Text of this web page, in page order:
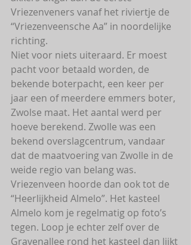
Vriezenveners vanaf het riviertje de
“Vriezenveensche Aa” in noordelijke
richting.
Niet voor niets uiteraard. Er moest
pacht voor betaald worden, de
bekende boterpacht, een keer per
jaar een of meerdere emmers boter,
Zwolse maat. Het aantal werd per
hoeve berekend. Zwolle was een
bekend overslagcentrum, vandaar
dat de maatvoering van Zwolle in de
weide regio van belang was.
Vriezenveen hoorde dan ook tot de
“Heerlijkheid Almelo”. Het kasteel
Almelo kom je regelmatig op foto’s
tegen. Loop je echter zelf over de
Gravenallee rond het kasteel dan lijkt